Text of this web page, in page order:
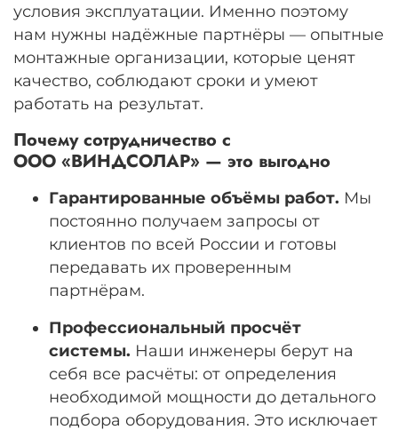
условия эксплуатации. Именно поэтому
нам нужны надёжные партнёры — опытные
монтажные организации, которые ценят
качество, соблюдают сроки и умеют
работать на результат.
Почему сотрудничество с
ООО «ВИНДСОЛАР» — это выгодно
Гарантированные объёмы работ. Мы
постоянно получаем запросы от
клиентов по всей России и готовы
передавать их проверенным
партнёрам.
Профессиональный просчёт
системы. Наши инженеры берут на
себя все расчёты: от определения
необходимой мощности до детального
подбора оборудования. Это исключает